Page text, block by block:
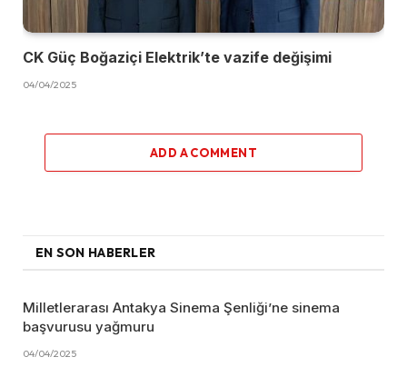
CK Güç Boğaziçi Elektrik’te vazife değişimi
04/04/2025
ADD A COMMENT
EN SON HABERLER
Milletlerarası Antakya Sinema Şenliği’ne sinema
başvurusu yağmuru
04/04/2025